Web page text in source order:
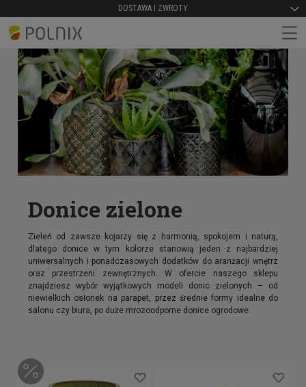
DOSTAWA I ZWROTY
Donice zielone
Zieleń od zawsze kojarzy się z harmonią, spokojem i naturą,
dlatego donice w tym kolorze stanowią jeden z najbardziej
uniwersalnych i ponadczasowych dodatków do aranżacji wnętrz
oraz przestrzeni zewnętrznych. W ofercie naszego sklepu
znajdziesz wybór wyjątkowych modeli donic zielonych – od
niewielkich osłonek na parapet, przez średnie formy idealne do
salonu czy biura, po duże mrozoodporne donice ogrodowe.